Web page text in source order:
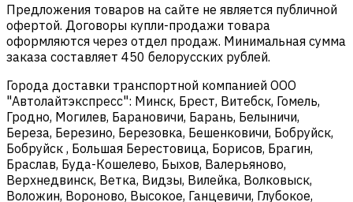
Предложения товаров на сайте не является публичной
офертой. Договоры купли-продажи товара
оформляются через отдел продаж. Минимальная сумма
заказа составляет 450 белорусских рублей.
Города доставки транспортной компанией ООО
"Автолайтэкспресс": Минск, Брест, Витебск, Гомель,
Гродно, Могилев, Барановичи, Барань, Белыничи,
Береза, Березино, Березовка, Бешенковичи, Бобруйск,
Бобруйск , Большая Берестовица, Борисов, Брагин,
Браслав, Буда-Кошелево, Быхов, Валерьяново,
Верхнедвинск, Ветка, Видзы, Вилейка, Волковыск,
Воложин, Вороново, Высокое, Ганцевичи, Глубокое,